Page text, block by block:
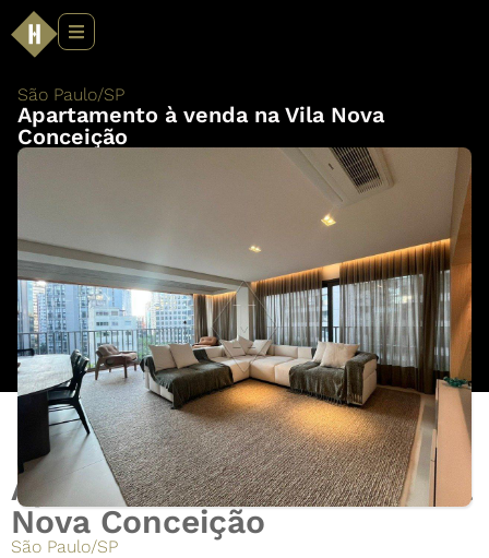
São Paulo/SP
Apartamento à venda na Vila Nova
Conceição
Apartamento à venda na Vila
Nova Conceição
São Paulo/SP